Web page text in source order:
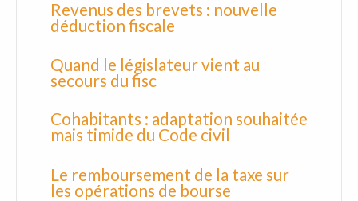
Revenus des brevets : nouvelle
déduction fiscale
Quand le législateur vient au
secours du fisc
Cohabitants : adaptation souhaitée
mais timide du Code civil
Le remboursement de la taxe sur
les opérations de bourse